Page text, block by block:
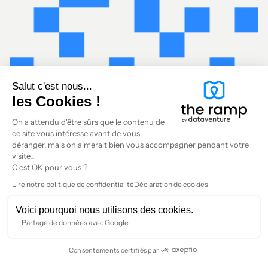
Salut c'est nous...
les Cookies !
On a attendu d'être sûrs que le contenu de
ce site vous intéresse avant de vous
déranger, mais on aimerait bien vous accompagner pendant votre
visite...
C'est OK pour vous ?
Lire notre politique de confidentialitéDéclaration de cookies
Voici pourquoi nous utilisons des cookies.
Partage de données avec Google
Consentements certifiés par